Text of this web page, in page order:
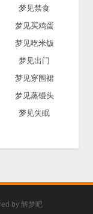
梦见禁食
梦见买鸡蛋
梦见吃米饭
梦见出门
梦见穿围裙
梦见蒸馒头
梦见失眠
by 解梦吧